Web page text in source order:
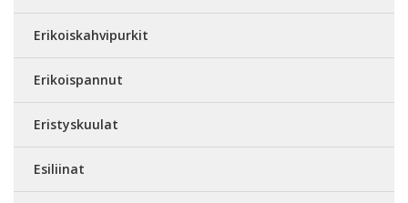
Erikoiskahvipurkit
Erikoispannut
Eristyskuulat
Esiliinat